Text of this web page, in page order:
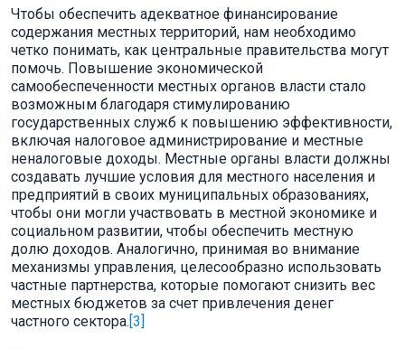
Чтобы обеспечить адекватное финансирование
содержания местных территорий, нам необходимо
четко понимать, как центральные правительства могут
помочь. Повышение экономической
самообеспеченности местных органов власти стало
возможным благодаря стимулированию
государственных служб к повышению эффективности,
включая налоговое администрирование и местные
неналоговые доходы. Местные органы власти должны
создавать лучшие условия для местного населения и
предприятий в своих муниципальных образованиях,
чтобы они могли участвовать в местной экономике и
социальном развитии, чтобы обеспечить местную
долю доходов. Аналогично, принимая во внимание
механизмы управления, целесообразно использовать
частные партнерства, которые помогают снизить вес
местных бюджетов за счет привлечения денег
частного сектора.[3]